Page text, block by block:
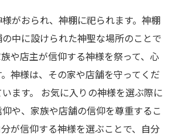
がおられ、神棚に祀られます。神棚
中に設けられた神聖な場所のことで
や店主が信仰する神様を祭って、心
神様は、その家や店舗を守ってくだ
ます。 お気に入りの神様を選ぶ際に
や、家族や店舗の信仰を尊重するこ
が信仰する神様を選ぶことで、自分